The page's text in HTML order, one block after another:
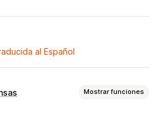
al Español
Mostrar funciones